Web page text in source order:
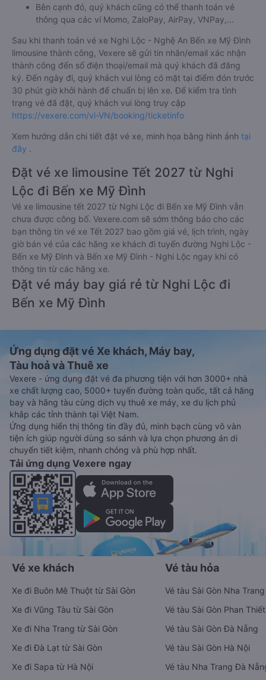
Bên cạnh đó, quý khách cũng có thể thanh toán vé
thông qua các ví Momo, ZaloPay, AirPay, VNPay,…
Sau khi thanh toán vé xe Nghi Lộc - Nghệ An Bến xe Mỹ Đình
limousine thành công, Vexere sẽ gửi tin nhắn/email xác nhận
thành công đến số điện thoại/email mà quý khách đã đăng
ký. Đến ngày đi, quý khách vui lòng có mặt tại điểm đón trước
30 phút giờ khởi hành để chuẩn bị lên xe. Để kiểm tra tình
trạng vé đã đặt, quý khách vui lòng truy cập
https://vexere.com/vi-VN/booking/ticketinfo
Xem hướng dẫn chi tiết đặt vé xe, minh họa bằng hình ảnh tại
đây .
Đặt vé xe limousine Tết 2027 từ Nghi
Lộc đi Bến xe Mỹ Đình
Vé xe limousine tết 2027 từ Nghi Lộc đi Bến xe Mỹ Đình vẫn
chưa được công bố. Vexere.com sẽ sớm thông báo cho các
bạn thông tin vé xe Tết 2027 bao gồm giá vé, lịch trình, ngày
giờ bán vé của các hãng xe khách đi tuyến đường Nghi Lộc -
Bến xe Mỹ Đình và Bến xe Mỹ Đình - Nghi Lộc ngay khi có
thông tin từ các hãng xe.
Đặt vé máy bay giá rẻ từ Nghi Lộc đi
Bến xe Mỹ Đình
Ứng dụng đặt vé Xe khách, Máy bay,
Tàu hoả và Thuê xe
Vexere - ứng dụng đặt vé đa phương tiện với hơn 3000+ nhà
xe chất lượng cao, 5000+ tuyến đường toàn quốc, tất cả hãng
bay và hãng tàu cùng dịch vụ thuê xe máy, xe du lịch phủ
khắp các tỉnh thành tại Việt Nam.
Ứng dụng hiển thị thông tin đầy đủ, minh bạch cùng vô vàn
tiện ích giúp người dùng so sánh và lựa chọn phương án di
chuyển tiết kiệm, nhanh chóng và phù hợp nhất.
Tải ứng dụng Vexere ngay
Vé xe khách
Xe đi Buôn Mê Thuột từ Sài Gòn
Xe đi Vũng Tàu từ Sài Gòn
Xe đi Nha Trang từ Sài Gòn
Xe đi Đà Lạt từ Sài Gòn
Xe đi Sapa từ Hà Nội
Vé tàu hỏa
Vé tàu Sài Gòn Nha Trang
Vé tàu Sài Gòn Phan Thiết
Vé tàu Sài Gòn Đà Nẵng
Vé tàu Sài Gòn Hà Nội
Vé tàu Nha Trang Đà